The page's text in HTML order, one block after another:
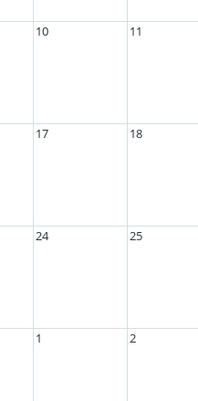
10 11
17 18
24 25
1 2